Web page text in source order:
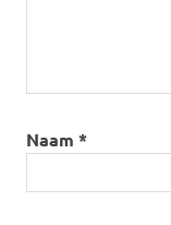
Naam *